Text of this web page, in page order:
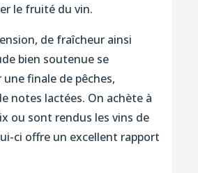
le fruité du vin.
de fraîcheur ainsi
bien soutenue se
finale de pêches,
notes lactées. On achète à
ou sont rendus les vins de
ci offre un excellent rapport